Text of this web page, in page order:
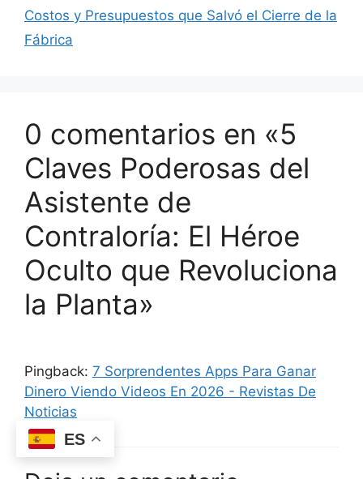
Costos y Presupuestos que Salvó el Cierre de la
Fábrica
0 comentarios en «5
Claves Poderosas del
Asistente de
Contraloría: El Héroe
Oculto que Revoluciona
la Planta»
Pingback: 7 Sorprendentes Apps Para Ganar
Dinero Viendo Videos En 2026 - Revistas De
Noticias
ES